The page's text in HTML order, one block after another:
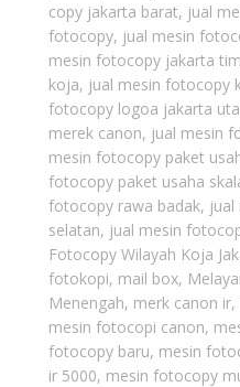
copy jakarta barat, jual
fotocopy, jual mesin
mesin fotocopy jakarta
koja, jual mesin fotocopy
fotocopy logoa jakarta
merek canon, jual mesin
mesin fotocopy paket
fotocopy paket usaha
fotocopy rawa badak,
selatan, jual mesin
Fotocopy Wilayah Koja
fotokopi, mail box,
Menengah, merk canon ir,
mesin fotocopi canon,
fotocopy baru, mesin
ir 5000, mesin fotocopy